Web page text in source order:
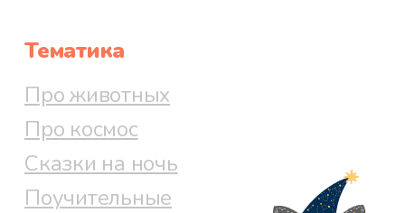
Тематика
Про животных
Про космос
Сказки на ночь
Поучительные